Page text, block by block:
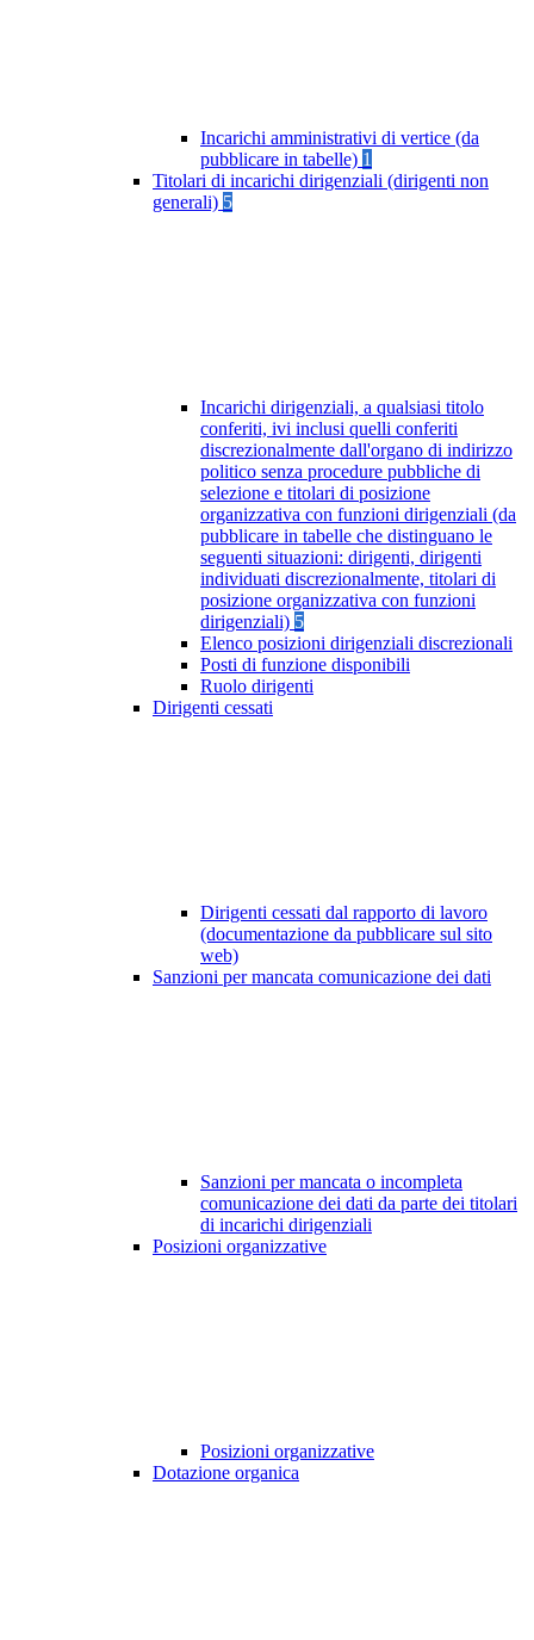
Incarichi amministrativi di vertice (da
pubblicare in tabelle) 1
Titolari di incarichi dirigenziali (dirigenti non
generali) 5
Incarichi dirigenziali, a qualsiasi titolo
conferiti, ivi inclusi quelli conferiti
discrezionalmente dall'organo di indirizzo
politico senza procedure pubbliche di
selezione e titolari di posizione
organizzativa con funzioni dirigenziali (da
pubblicare in tabelle che distinguano le
seguenti situazioni: dirigenti, dirigenti
individuati discrezionalmente, titolari di
posizione organizzativa con funzioni
dirigenziali) 5
Elenco posizioni dirigenziali discrezionali
Posti di funzione disponibili
Ruolo dirigenti
Dirigenti cessati
Dirigenti cessati dal rapporto di lavoro
(documentazione da pubblicare sul sito
web)
Sanzioni per mancata comunicazione dei dati
Sanzioni per mancata o incompleta
comunicazione dei dati da parte dei titolari
di incarichi dirigenziali
Posizioni organizzative
Posizioni organizzative
Dotazione organica